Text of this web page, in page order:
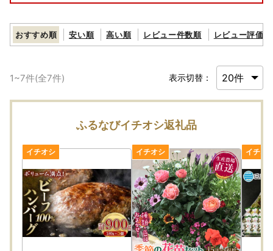
おすすめ順 安い順 高い順 レビュー件数順 レビュー評価順
1~7件(全7件) 表示切替：
ふるなびイチオシ返礼品